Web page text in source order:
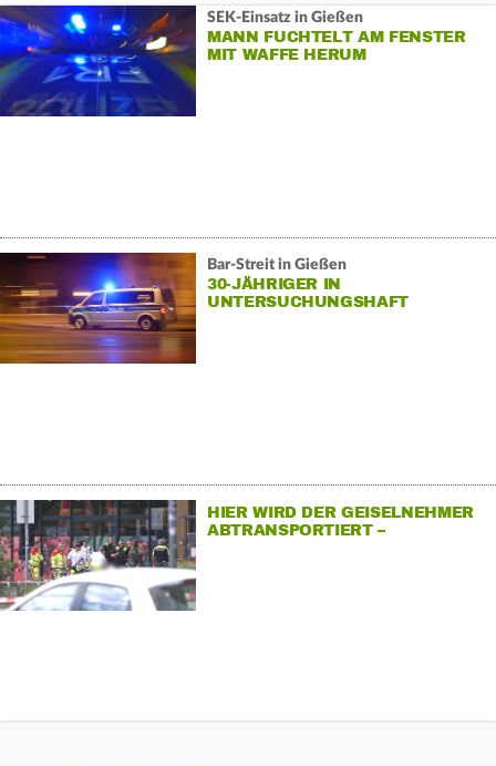
SEK-Einsatz in Gießen
MANN FUCHTELT AM FENSTER
MIT WAFFE HERUM
Bar-Streit in Gießen
30-JÄHRIGER IN
UNTERSUCHUNGSHAFT
HIER WIRD DER GEISELNEHMER
ABTRANSPORTIERT –